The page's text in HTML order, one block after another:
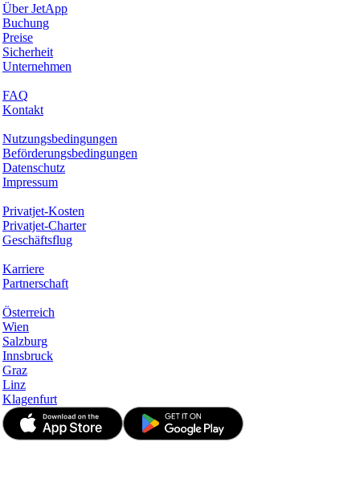
Über JetApp
Buchung
Preise
Sicherheit
Unternehmen
FAQ
Kontakt
Nutzungsbedingungen
Beförderungsbedingungen
Datenschutz
Impressum
Privatjet-Kosten
Privatjet-Charter
Geschäftsflug
Karriere
Partnerschaft
Österreich
Wien
Salzburg
Innsbruck
Graz
Linz
Klagenfurt